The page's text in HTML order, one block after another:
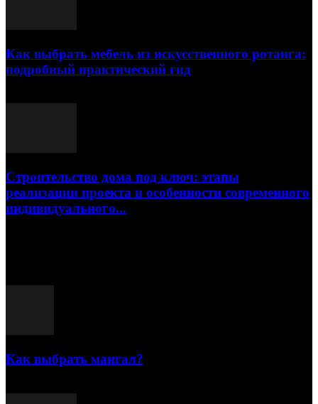
Как выбрать мебель из искусственного ротанга:
подробный практический гид
Строительство дома под ключ: этапы
реализации проекта и особенности современного
индивидуального...
Как выбрать мангал?